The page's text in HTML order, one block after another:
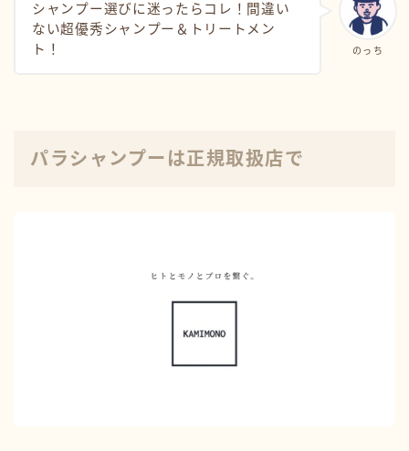
のっち
シャンプー選びに迷ったらコレ！間違い
ない超優秀シャンプー＆トリートメン
ト！
パラシャンプーは正規取扱店で